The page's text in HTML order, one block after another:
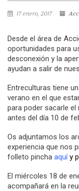
17 enero, 2017
Desde el área de
oportunidades para
desconexión y la
ayudan a salir de
Entreculturas tiene
verano en el que
para poder sacarle el
antes del día 10 de
Os adjuntamos los
experiencia que nos
folleto pincha aquí y
El miércoles 18 de
acompañará en la